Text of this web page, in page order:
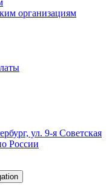
организациям
ул. 9-я Советская
России